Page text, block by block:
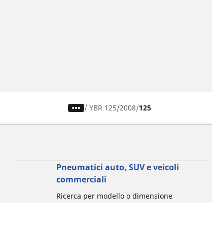
/ YBR 125 2008 125
Pneumatici auto, SUV e veicoli
commerciali
Ricerca per modello o dimensione